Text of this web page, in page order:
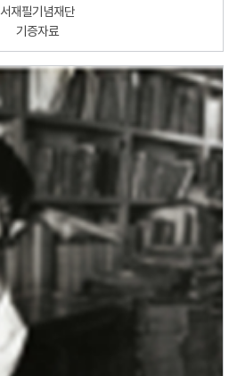
서재필기념재단
기증자료